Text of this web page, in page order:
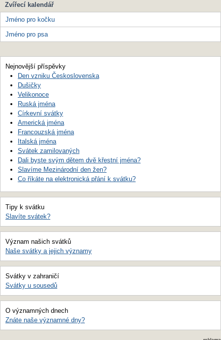
Zvířecí kalendář
Jméno pro kočku
Jméno pro psa
Nejnovější příspěvky
Den vzniku Československa
Dušičky
Velikonoce
Ruská jména
Církevní svátky
Americká jména
Francouzská jména
Italská jména
Svátek zamilovaných
Dali byste svým dětem dvě křestní jména?
Slavíme Mezinárodní den žen?
Co říkáte na elektronická přání k svátku?
Tipy k svátku
Slavíte svátek?
Význam našich svátků
Naše svátky a jejich významy
Svátky v zahraničí
Svátky u sousedů
O významných dnech
Znáte naše významné dny?